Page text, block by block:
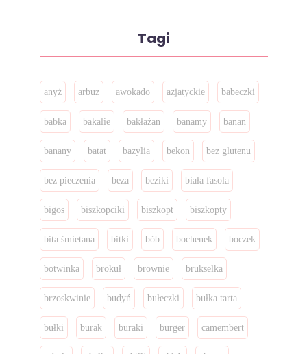
Tagi
anyż arbuz awokado azjatyckie babeczki
babka bakalie bakłażan banamy banan
banany batat bazylia bekon bez glutenu
bez pieczenia beza beziki biała fasola
bigos biszkopciki biszkopt biszkopty
bita śmietana bitki bób bochenek boczek
botwinka brokuł brownie brukselka
brzoskwinie budyń bułeczki bułka tarta
bułki burak buraki burger camembert